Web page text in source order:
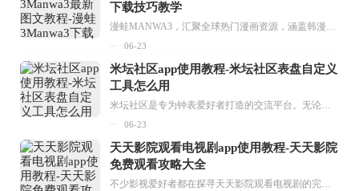
下载技巧教学
漫蛙MANWA3，汇聚全球热门漫画资源，涵盖韩漫、欧美漫画、国漫等多种类型，题材丰富多样，全方位满足用户阅读喜好。它不仅是阅读平台，更是创作平台，为广大用户打造零门槛创作环境。...
06-23
米坛社区app使用教程-米坛社区表盘自定义
工具怎么用
米坛社区是专为钟表爱好者打造的交流平台。无论你是初涉钟表领域的普通爱好者，还是拥有多年收藏经验的资深玩家，都能在此找到属于自己的天地。 无需注册，就能轻松参与其中。通过专业的讨论论坛与丰富的交互功能，你可与世界各地的钟表爱好者畅快交流。若你钟情于钟表，米坛社区无疑是值得一试的理想之选。在这里，你能获取最新的手表资讯，交流见解，提升鉴赏品味，让每一块手表都成为收藏故事中重要的一部分。感兴趣的朋友，不要错过下载机会。...
06-23
天天影院观看电视剧app使用教程-天天影院
免费观看攻略大全
不少影视爱好者都在探寻天天影院观看电视剧的完整方法，结合最新平台使用规则，本篇新手入门攻略全面讲解观看渠道、检索流程、播放设置以及画面模式调整等实用内容。全文适配手机、电脑等主流设备，步骤简洁易懂，无论是初次使用的新手，还是想要优化观影体验的用户，都能参照内容快速上手，熟练掌握平台各项操作技巧，轻松畅享影视内容。...